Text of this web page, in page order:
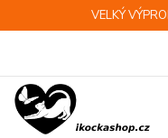
VELKÝ